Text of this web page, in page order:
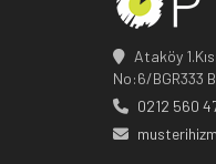
Ataköy
No:6/BGR333
0212 560